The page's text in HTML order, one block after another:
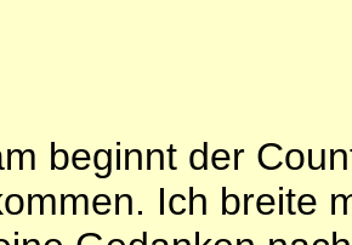
beginnt der
Ich breite